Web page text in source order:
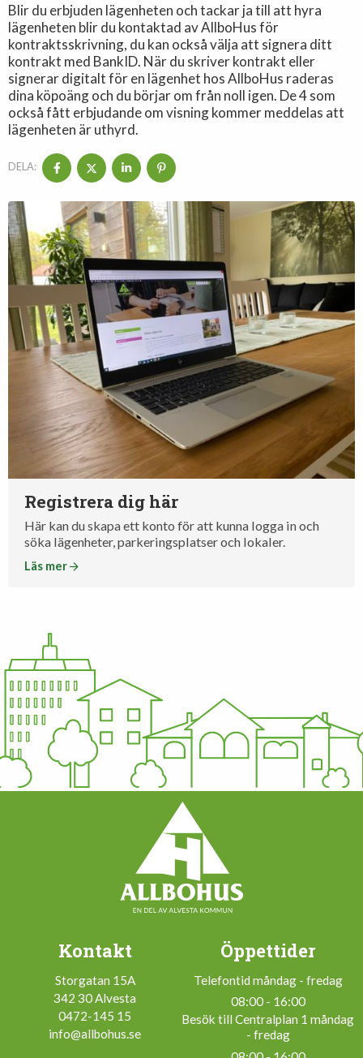
Blir du erbjuden lägenheten och tackar ja till att hyra
lägenheten blir du kontaktad av AllboHus för
kontraktsskrivning, du kan också välja att signera ditt
kontrakt med BankID. När du skriver kontrakt eller
signerar digitalt för en lägenhet hos AllboHus raderas
dina köpoäng och du börjar om från noll igen. De 4 som
också fått erbjudande om visning kommer meddelas att
lägenheten är uthyrd.
DELA:
Registrera dig här
Här kan du skapa ett konto för att kunna logga in och
söka lägenheter, parkeringsplatser och lokaler.
Läs mer
Kontakt
Storgatan 15A
342 30 Alvesta
0472-145 15
info@allbohus.se
Öppettider
Telefontid måndag - fredag
08:00 - 16:00
Besök till Centralplan 1 måndag
- fredag